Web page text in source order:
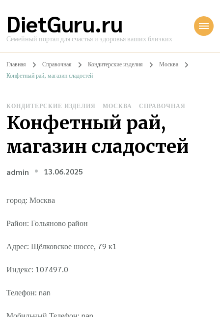
DietGuru.ru
Семейный портал для счастья и здоровья ваших близких
Главная Справочная Кондитерские изделия
Москва
Конфетный рай, магазин сладостей
КОНДИТЕРСКИЕ ИЗДЕЛИЯ МОСКВА СПРАВОЧНАЯ
Конфетный рай,
магазин сладостей
admin 13.06.2025
город: Москва
Район: Гольяново район
Адрес: Щёлковское шоссе, 79 к1
Индекс: 107497.0
Телефон: nan